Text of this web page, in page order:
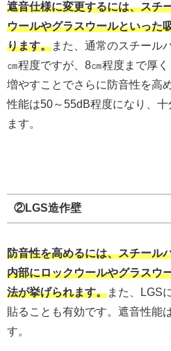
遮音仕様に変更するには、スチ
ウールやグラスウールといった
ります。また、通常のスチール
㎝程度ですが、8㎝程度まで厚
増やすことでさらに防音性を高
性能は50～55dB程度になり、
ます。
②LGS造作壁
防音性を高めるには、スチール
内部にロックウールやグラスウ
法が挙げられます。また、LGS
貼ることも有効です。遮音性能
す。